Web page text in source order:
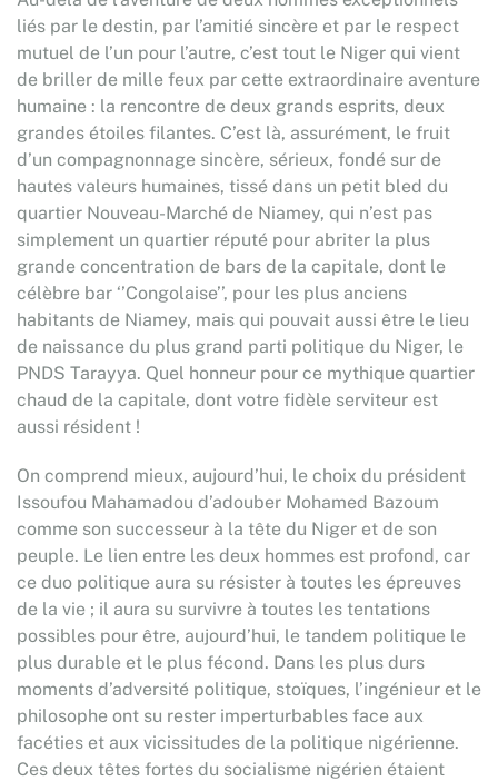
liés par le destin, par l’amitié sincère et par le respect
mutuel de l’un pour l’autre, c’est tout le Niger qui vient
de briller de mille feux par cette extraordinaire aventure
humaine : la rencontre de deux grands esprits, deux
grandes étoiles filantes. C’est là, assurément, le fruit
d’un compagnonnage sincère, sérieux, fondé sur de
hautes valeurs humaines, tissé dans un petit bled du
quartier Nouveau-Marché de Niamey, qui n’est pas
simplement un quartier réputé pour abriter la plus
grande concentration de bars de la capitale, dont le
célèbre bar ‘’Congolaise’’, pour les plus anciens
habitants de Niamey, mais qui pouvait aussi être le lieu
de naissance du plus grand parti politique du Niger, le
PNDS Tarayya. Quel honneur pour ce mythique quartier
chaud de la capitale, dont votre fidèle serviteur est
aussi résident !
On comprend mieux, aujourd’hui, le choix du président
Issoufou Mahamadou d’adouber Mohamed Bazoum
comme son successeur à la tête du Niger et de son
peuple. Le lien entre les deux hommes est profond, car
ce duo politique aura su résister à toutes les épreuves
de la vie ; il aura su survivre à toutes les tentations
possibles pour être, aujourd’hui, le tandem politique le
plus durable et le plus fécond. Dans les plus durs
moments d’adversité politique, stoïques, l’ingénieur et le
philosophe ont su rester imperturbables face aux
facéties et aux vicissitudes de la politique nigérienne.
Ces deux têtes fortes du socialisme nigérien étaient